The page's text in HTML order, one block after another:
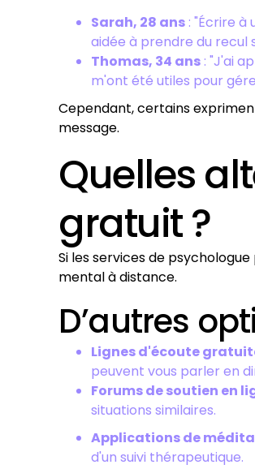
Sarah, 28 ans : "Écrire
aidée à prendre du recul
Thomas, 34 ans : "J'ai
m'ont été utiles pour
Cependant, certains
message.
Quelles
gratuit ?
Si les services de
mental à distance.
D’autres
Lignes d'écoute
peuvent vous parler en
Forums de soutien en
situations similaires.
Applications de
d'un suivi thérapeutique.